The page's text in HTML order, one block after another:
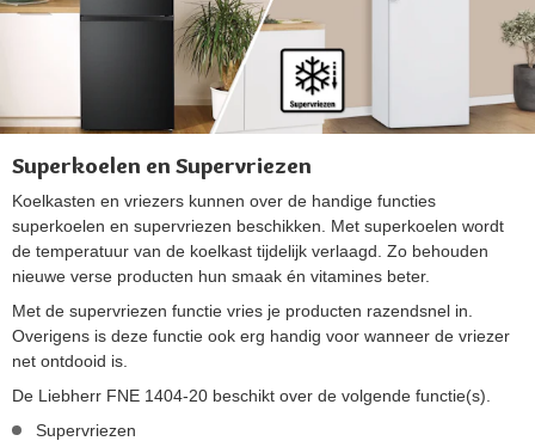
Superkoelen en Supervriezen
Koelkasten en vriezers kunnen over de handige functies
superkoelen en supervriezen beschikken. Met superkoelen wordt
de temperatuur van de koelkast tijdelijk verlaagd. Zo behouden
nieuwe verse producten hun smaak én vitamines beter.
Met de supervriezen functie vries je producten razendsnel in.
Overigens is deze functie ook erg handig voor wanneer de vriezer
net ontdooid is.
De Liebherr FNE 1404-20 beschikt over de volgende functie(s).
Supervriezen